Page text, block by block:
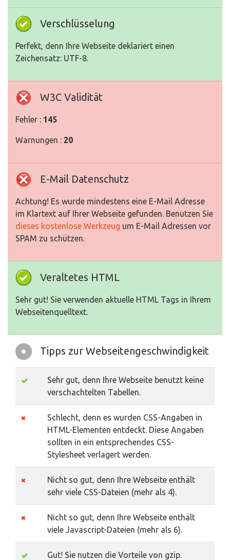
Verschlüsselung
Perfekt, denn Ihre Webseite deklariert einen
Zeichensatz: UTF-8.
W3C Validität
Fehler : 145
Warnungen : 20
E-Mail Datenschutz
Achtung! Es wurde mindestens eine E-Mail Adresse
im Klartext auf Ihrer Webseite gefunden. Benutzen Sie
dieses kostenlose Werkzeug um E-Mail Adressen vor
SPAM zu schützen.
Veraltetes HTML
Sehr gut! Sie verwenden aktuelle HTML Tags in Ihrem
Webseitenquelltext.
Tipps zur Webseitengeschwindigkeit
Sehr gut, denn Ihre Webseite benutzt keine
verschachtelten Tabellen.
Schlecht, denn es wurden CSS-Angaben in
HTML-Elementen entdeckt. Diese Angaben
sollten in ein entsprechendes CSS-
Stylesheet verlagert werden.
Nicht so gut, denn Ihre Webseite enthält
sehr viele CSS-Dateien (mehr als 4).
Nicht so gut, denn Ihre Webseite enthält
viele Javascript-Dateien (mehr als 6).
Gut! Sie nutzen die Vorteile von gzip.